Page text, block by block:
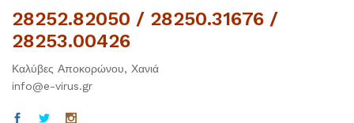
28252.82050 / 28250.31676 /
28253.00426
Καλύβες Αποκορώνου, Χανιά
info@e-virus.gr